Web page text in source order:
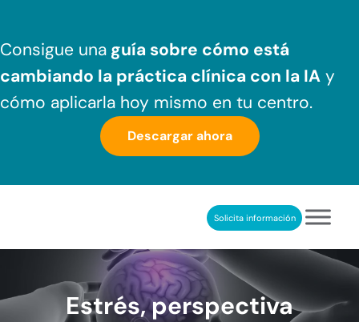
Consigue una guía sobre cómo está
cambiando la práctica clínica con la IA y
cómo aplicarla hoy mismo en tu centro.
Descargar ahora
REHABILITACIÓN COGNITIVA PROFESIONALSolicita información
Estrés, perspectiva